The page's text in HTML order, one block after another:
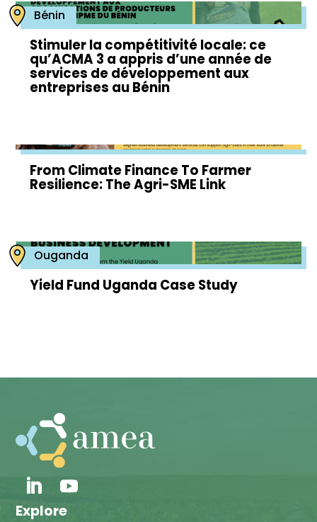
Bénin
Stimuler la compétitivité locale: ce
qu’ACMA 3 a appris d’une année de
services de développement aux
entreprises au Bénin
From Climate Finance To Farmer
Resilience: The Agri-SME Link
Ouganda
Yield Fund Uganda Case Study
Explore